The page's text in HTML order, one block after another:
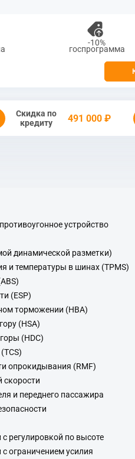
-10%
госпрограмма
Скидка по
кредиту
491 000 ₽
устройство
динамической разметки)
и температуры в шинах (TPMS)
(ESP)
торможении (HBA)
(HSA)
(HDC)
опрокидывания (RMF)
и переднего пассажира
регулировкой по высоте
ограничением усилия